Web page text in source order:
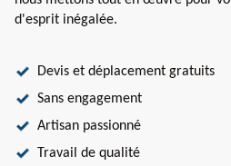
d'esprit inégalée.
Devis et déplacement gratuits
Sans engagement
Artisan passionné
Travail de qualité